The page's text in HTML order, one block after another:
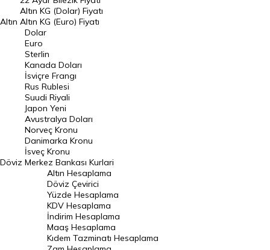
Dolar Kuru
Euro Kuru
Pound Kuru
Frank Kuru
Riyal Kuru
Avustralya Doları
Danimarka Kronu Kuru
Kanada Doları Kuru
Norveç Kronu Kuru
İsveç Kronu Kuru
Japon Yeni Kuru
Serbest Piyasa Döviz Kurları
Merkez Bankası Döviz Kurları
Altın
Altın KG (Dolar) Fiyatı
Altın KG (Euro) Fiyatı
Döviz
Dolar
Euro
Sterlin
Kanada Doları
İsviçre Frangı
Rus Rublesi
Suudi Riyali
Japon Yeni
Avustralya Doları
Norveç Kronu
Danimarka Kronu
İsveç Kronu
Merkez Bankası Kurlari
Altın Hesaplama
Döviz Çevirici
Yüzde Hesaplama
KDV Hesaplama
İndirim Hesaplama
Maaş Hesaplama
Kıdem Tazminatı Hesaplama